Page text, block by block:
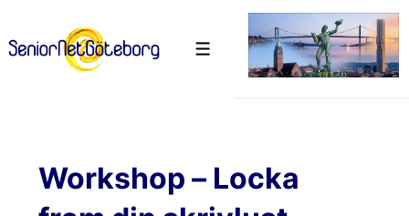
Hoppa
Meny
Workshop – Locka